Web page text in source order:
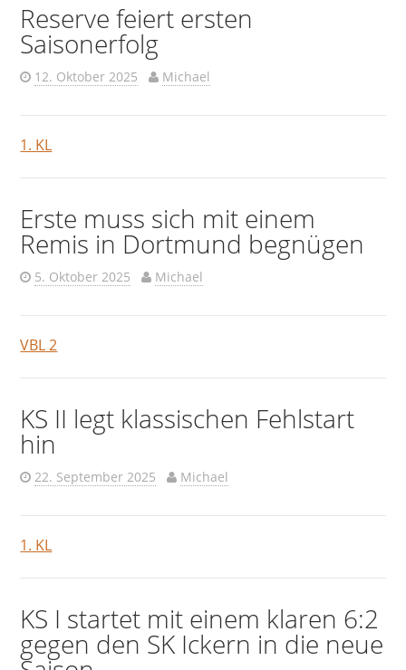
Reserve feiert ersten
Saisonerfolg
12. Oktober 2025 Michael
1. KL
Erste muss sich mit einem
Remis in Dortmund begnügen
5. Oktober 2025 Michael
VBL 2
KS II legt klassischen Fehlstart
hin
22. September 2025 Michael
1. KL
KS I startet mit einem klaren 6:2
gegen den SK Ickern in die neue